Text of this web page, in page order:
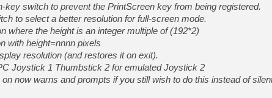
[Mo5] DOOM arrive en
[GK] Bethesda fête les 30
[GK] Roblox : l'action en
[GK] Agenda - GeForce
key switch to prevent the PrintScreen key from being registered.
to select a better resolution for full-screen mode.
where the height is an integer multiple of (192*2)
with height=nnnn pixels
resolution (and restores it on exit).
Joystick 1 Thumbstick 2 for emulated Joystick 2
now warns and prompts if you still wish to do this instead of